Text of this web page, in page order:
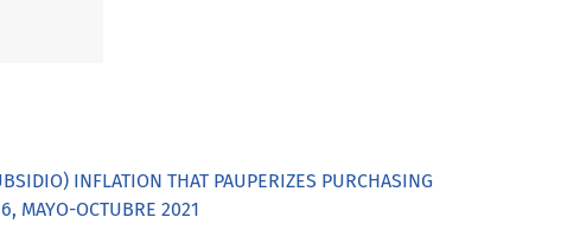
INFLATION THAT PAUPERIZES PURCHASING
MAYO-OCTUBRE 2021